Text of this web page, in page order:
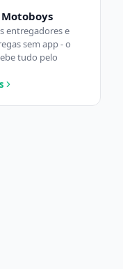
entregadores e
sem app - o
tudo pelo